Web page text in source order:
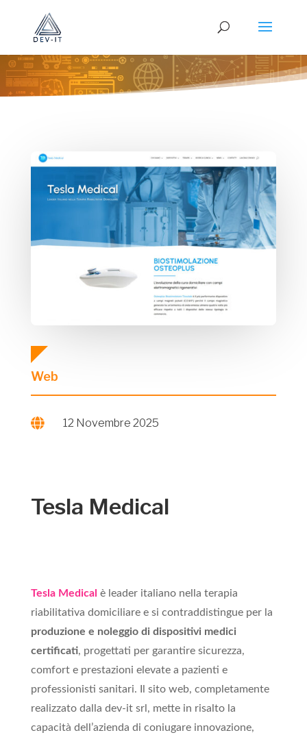
Web
 12 Novembre 2025
Tesla Medical
Tesla Medical è leader italiano nella terapia
riabilitativa domiciliare e si contraddistingue per la
produzione e noleggio di dispositivi medici
certificati, progettati per garantire sicurezza,
comfort e prestazioni elevate a pazienti e
professionisti sanitari. Il sito web, completamente
realizzato dalla dev-it srl, mette in risalto la
capacità dell’azienda di coniugare innovazione,